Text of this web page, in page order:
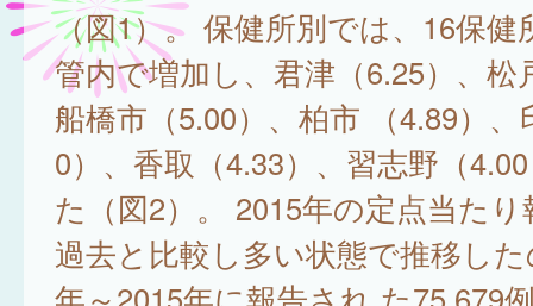
（図1）。 保健所別では、16保健
管内で増加し、君津（6.25）、松
船橋市（5.00）、柏市 （4.89）、
0）、香取（4.33）、習志野（
た（図2）。 2015年の定点当た
過去と比較し多い状態で推移し